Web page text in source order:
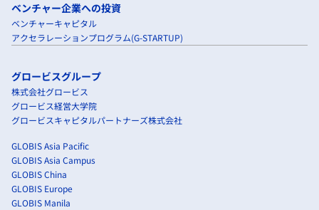
ベンチャー企業への投資
ベンチャーキャピタル
アクセラレーションプログラム(G-STARTUP)
グロービスグループ
株式会社グロービス
グロービス経営大学院
グロービスキャピタルパートナーズ株式会社
GLOBIS Asia Pacific
GLOBIS Asia Campus
GLOBIS China
GLOBIS Europe
GLOBIS Manila